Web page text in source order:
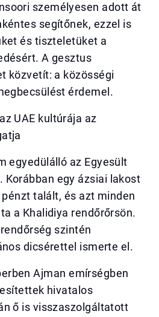
személyesen adott át
segítőnek, ezzel is
és tiszteletüket a
A gesztus
közvetít: a közösségi
érdemel.
UAE kultúrája az
egyedülálló az Egyesült
Korábban egy ázsiai lakost
talált, és azt minden
a Khalidiya rendőrőrsön.
szintén
dicsérettel ismerte el.
Ajman emírségben
hivatalos
ő is visszaszolgáltatott